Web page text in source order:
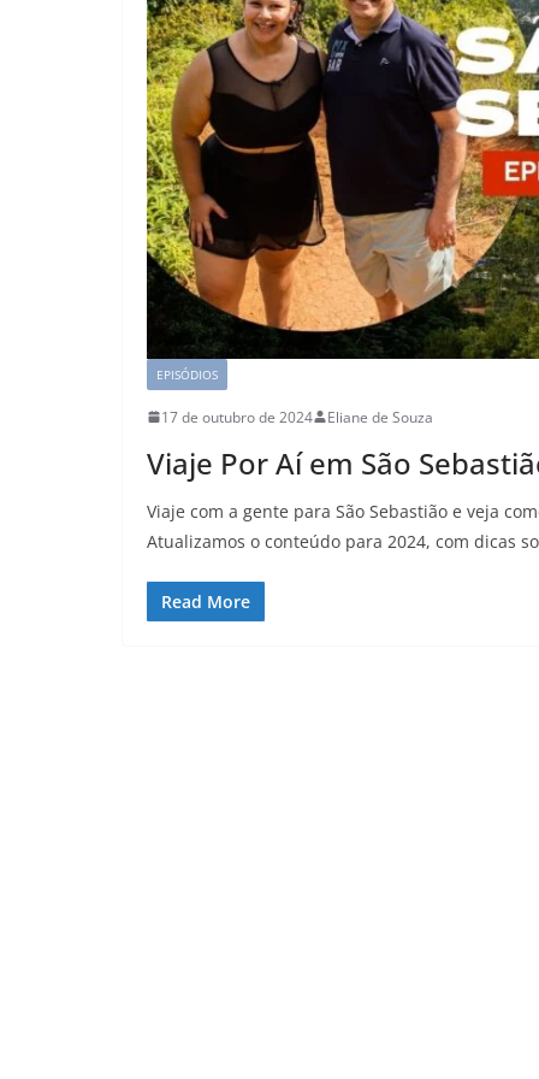
EPISÓDIOS
17 de outubro de 2024 Eliane de Souza
Viaje Por Aí em São
Viaje com a gente para São Sebastião e veja
Atualizamos o conteúdo para 2024, com dicas
Read More